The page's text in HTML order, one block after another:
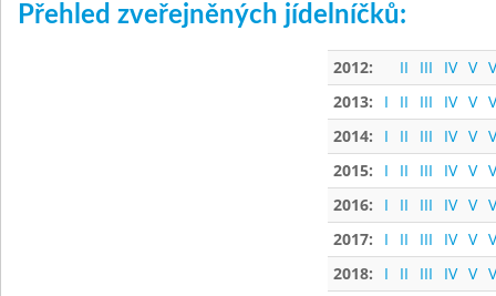
Přehled zveřejněných jídelníčků:
2012: II III IV V
2013:
I II III IV V
2014:
I II III IV V
2015:
I II III IV V
2016:
I II III IV V
2017:
I II III IV V
2018:
I II III IV V